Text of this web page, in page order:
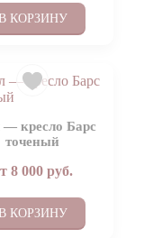
КОРЗИНУ
— кресло Барс
точеный
8 000руб.
КОРЗИНУ